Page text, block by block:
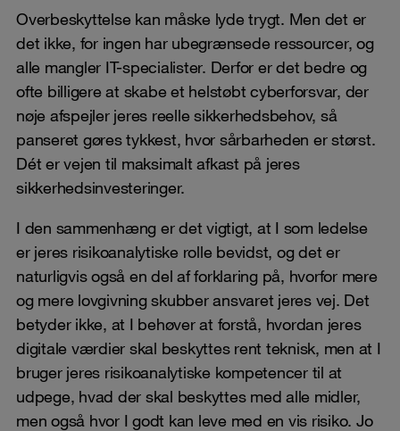
Overbeskyttelse kan måske lyde trygt. Men det er
det ikke, for ingen har ubegrænsede ressourcer, og
alle mangler IT-specialister. Derfor er det bedre og
ofte billigere at skabe et helstøbt cyberforsvar, der
nøje afspejler jeres reelle sikkerhedsbehov, så
panseret gøres tykkest, hvor sårbarheden er størst.
Dét er vejen til maksimalt afkast på jeres
sikkerhedsinvesteringer.
I den sammenhæng er det vigtigt, at I som ledelse
er jeres risikoanalytiske rolle bevidst, og det er
naturligvis også en del af forklaring på, hvorfor mere
og mere lovgivning skubber ansvaret jeres vej. Det
betyder ikke, at I behøver at forstå, hvordan jeres
digitale værdier skal beskyttes rent teknisk, men at I
bruger jeres risikoanalytiske kompetencer til at
udpege, hvad der skal beskyttes med alle midler,
men også hvor I godt kan leve med en vis risiko. Jo